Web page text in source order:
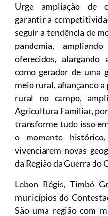
Urge ampliação de
garantir a
seguir a tendência de
pandemia,
oferecidos,
como gerador de uma
meio rural, afiançando
rural no campo,
Agricultura Familiar,
transforme tudo isso
o momento
vivenciarem novas
da Região da Guerra do
Lebon Régis, Timbó
municípios do
São uma região com